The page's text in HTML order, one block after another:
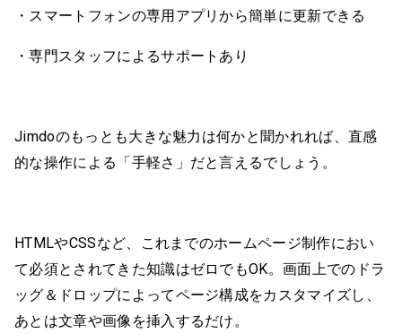
・スマートフォンの専用アプリから簡単に更新できる
・専門スタッフによるサポートあり
Jimdoのもっとも大きな魅力は何かと聞かれれば、直感
的な操作による「手軽さ」だと言えるでしょう。
HTMLやCSSなど、これまでのホームページ制作におい
て必須とされてきた知識はゼロでもOK。画面上でのドラ
ッグ＆ドロップによってページ構成をカスタマイズし、
あとは文章や画像を挿入するだけ。